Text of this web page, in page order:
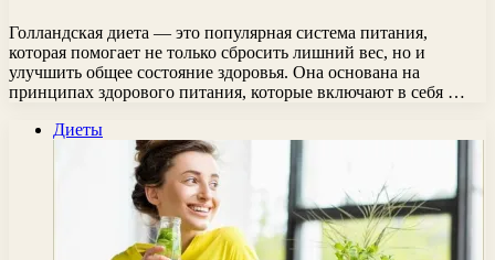
Голландская диета — это популярная система питания,
которая помогает не только сбросить лишний вес, но и
улучшить общее состояние здоровья. Она основана на
принципах здорового питания, которые включают в себя …
Диеты